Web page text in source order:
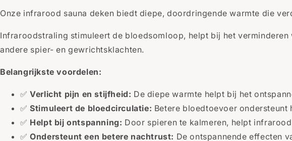
Onze infrarood sauna deken biedt diepe, doordringende warmte die
Infraroodstraling stimuleert de bloedsomloop, helpt bij het
andere spier- en gewrichtsklachten.
Belangrijkste voordelen:
✅Verlicht pijn en stijfheid: De diepe warmte helpt bij het
✅Stimuleert de bloedcirculatie: Betere bloedtoevoer ondersteunt
✅ Helpt bij ontspanning: Door spieren te kalmeren, helpt
✅Ondersteunt een betere nachtrust: De ontspannende effecten